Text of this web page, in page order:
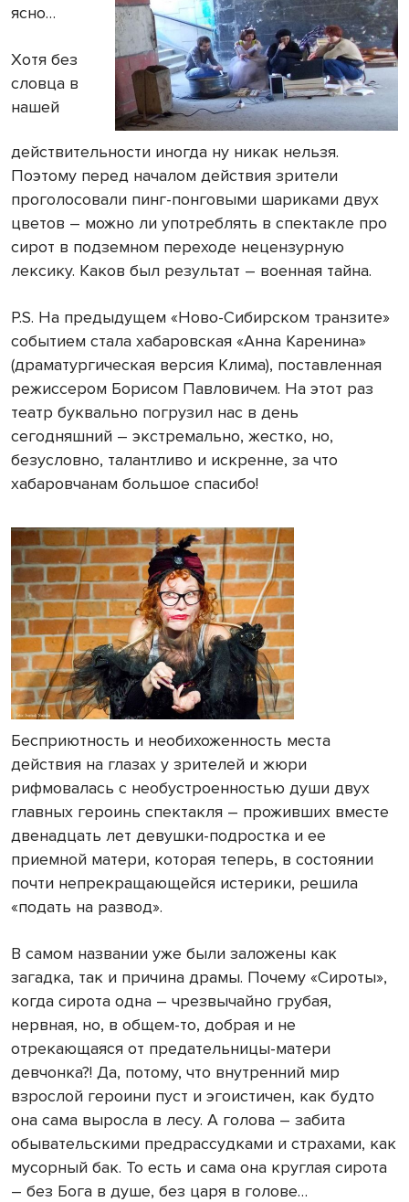
ясно…
Хотя без
словца в
нашей
действительности иногда ну никак нельзя.
Поэтому перед началом действия зрители
проголосовали пинг-понговыми шариками двух
цветов – можно ли употреблять в спектакле про
сирот в подземном переходе нецензурную
лексику. Каков был результат – военная тайна.
P.S. На предыдущем «Ново-Сибирском транзите»
событием стала хабаровская «Анна Каренина»
(драматургическая версия Клима), поставленная
режиссером Борисом Павловичем. На этот раз
театр буквально погрузил нас в день
сегодняшний – экстремально, жестко, но,
безусловно, талантливо и искренне, за что
хабаровчанам большое спасибо!
Бесприютность и необихоженность места
действия на глазах у зрителей и жюри
рифмовалась с необустроенностью души двух
главных героинь спектакля – проживших вместе
двенадцать лет девушки-подростка и ее
приемной матери, которая теперь, в состоянии
почти непрекращающейся истерики, решила
«подать на развод».
В самом названии уже были заложены как
загадка, так и причина драмы. Почему «Сироты»,
когда сирота одна – чрезвычайно грубая,
нервная, но, в общем-то, добрая и не
отрекающаяся от предательницы-матери
девчонка?! Да, потому, что внутренний мир
взрослой героини пуст и эгоистичен, как будто
она сама выросла в лесу. А голова – забита
обывательскими предрассудками и страхами, как
мусорный бак. То есть и сама она круглая сирота
– без Бога в душе, без царя в голове…